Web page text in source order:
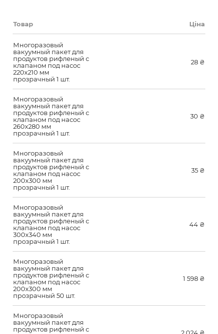
Товар Ціна
Многоразовый
вакуумный пакет для
продуктов рифленый с
клапаном под насос
220х210 мм
прозрачный 1 шт.
28 ₴
Многоразовый
вакуумный пакет для
продуктов рифленый с
клапаном под насос
260х280 мм
прозрачный 1 шт.
30 ₴
Многоразовый
вакуумный пакет для
продуктов рифленый с
клапаном под насос
200х300 мм
прозрачный 1 шт.
35 ₴
Многоразовый
вакуумный пакет для
продуктов рифленый с
клапаном под насос
300х340 мм
прозрачный 1 шт.
44 ₴
Многоразовый
вакуумный пакет для
продуктов рифленый с
клапаном под насос
200х300 мм
прозрачный 50 шт.
1 598 ₴
Многоразовый
вакуумный пакет для
продуктов рифленый с